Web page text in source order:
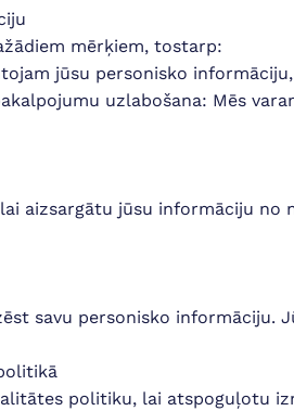
mērķiem, tostarp:
jūsu personisko
uzlabošana: Mēs
aizsargātu jūsu informāciju
savu personisko informāciju.
politiku, lai atspoguļotu